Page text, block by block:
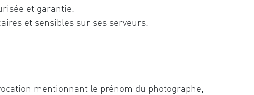
et garantie.
et sensibles sur ses serveurs.
mentionnant le prénom du photographe,